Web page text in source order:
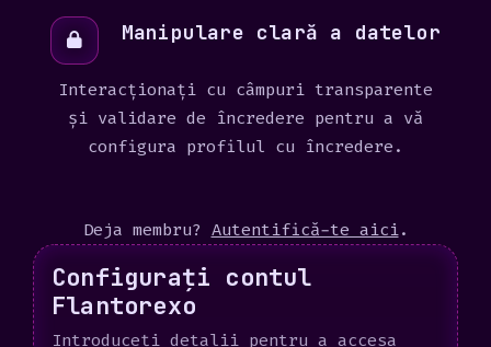
Manipulare clară a datelor
Interacționați cu câmpuri transparente
și validare de încredere pentru a vă
configura profilul cu încredere.
Deja membru? Autentifică-te aici.
Configurați contul
Flantorexo
Introduceți detalii pentru a accesa